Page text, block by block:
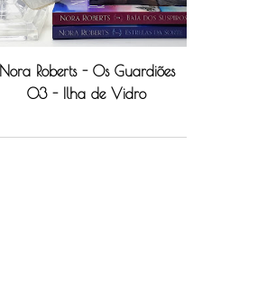
Nora Roberts - Os Guardiões
03 - Ilha de Vidro